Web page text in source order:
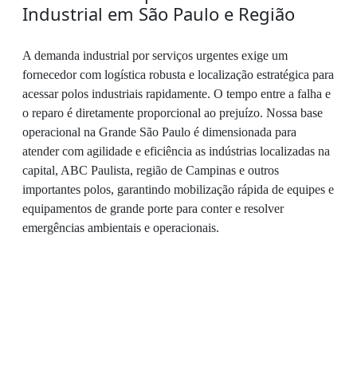
Industrial em São Paulo e Região
A demanda industrial por serviços urgentes exige um
fornecedor com logística robusta e localização estratégica para
acessar polos industriais rapidamente. O tempo entre a falha e
o reparo é diretamente proporcional ao prejuízo. Nossa base
operacional na Grande São Paulo é dimensionada para
atender com agilidade e eficiência as indústrias localizadas na
capital, ABC Paulista, região de Campinas e outros
importantes polos, garantindo mobilização rápida de equipes e
equipamentos de grande porte para conter e resolver
emergências ambientais e operacionais.